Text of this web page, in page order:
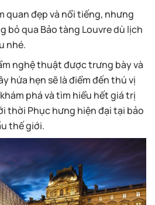
quan đẹp và nổi tiếng, nhưng
bỏ qua Bảo tàng Louvre dù lịch
nhé.
nghệ thuật được trưng bày và
hứa hẹn sẽ là điểm đến thú vị
phá và tìm hiểu hết giá trị
thời Phục hưng hiện đại tại bảo
thế giới.